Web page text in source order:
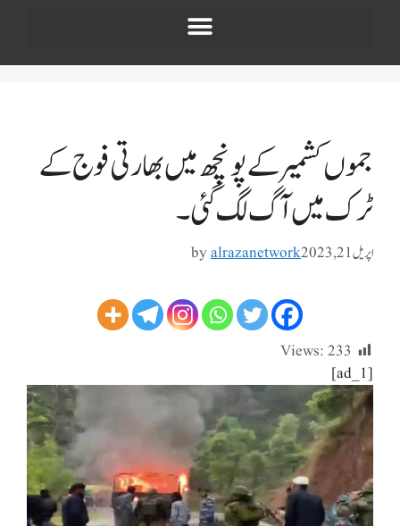
جموں کشمیر کے پونچھ میں بھارتی فوج کے
ٹرک میں آگ لگ گئی۔
اپریل 21, 2023 byalrazanetwork
Views: 233
[ad_1]